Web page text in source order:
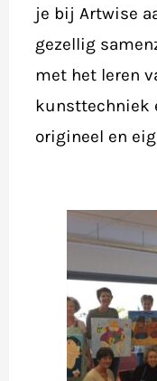
je bij Artwise
gezellig
met het leren
kunsttechniek
origineel en